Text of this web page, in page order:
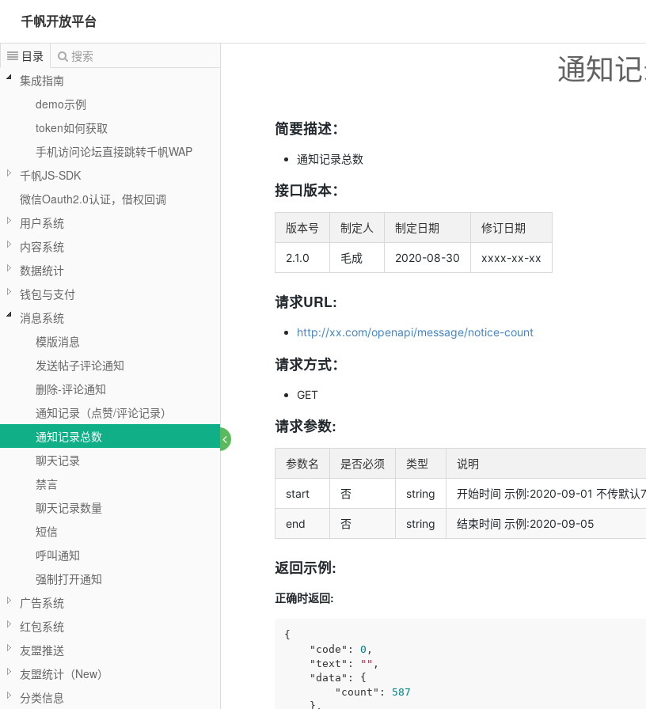
千帆开放平台
目录
搜索
集成指南
demo示例
token如何获取
手机访问论坛直接跳转千帆WAP
千帆JS-SDK
微信Oauth2.0认证，借权回调
用户系统
内容系统
数据统计
钱包与支付
消息系统
模版消息
发送帖子评论通知
删除-评论通知
通知记录（点赞/评论记录）
通知记录总数
聊天记录
禁言
聊天记录数量
短信
呼叫通知
强制打开通知
广告系统
红包系统
友盟推送
友盟统计（New）
分类信息
通知
简要描述：
通知记录总数
接口版本：
版本号 制定人 制定日期 修订日期
2.1.0 毛成 2020-08-30 xxxx-xx-xx
请求URL:
http://xx.com/openapi/message/notice-count
请求方式：
GET
请求参数:
参数名 是否必须 类型 说明
start 否 string 开始时间 示例:2020-09-01 不传默认
end 否 string 结束时间 示例:2020-09-05
返回示例:
正确时返回:
{
"code" : 0 ,
"text" : "" ,
"data" : {
"count" : 587
    },